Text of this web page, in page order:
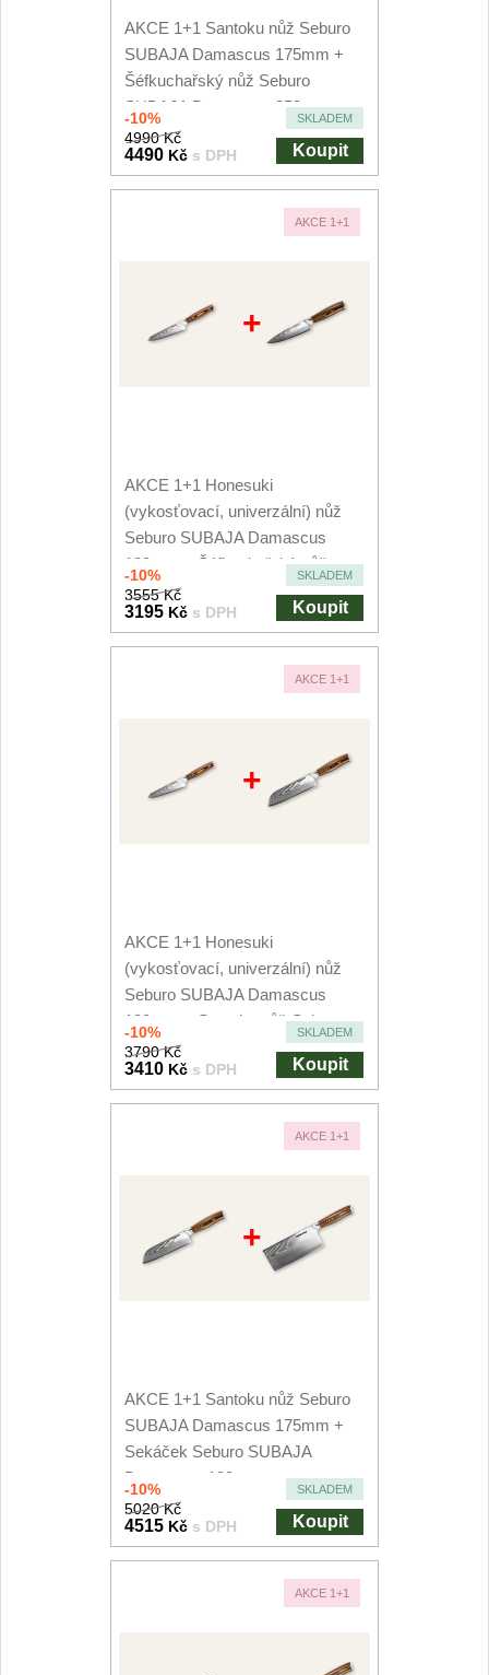
AKCE 1+1 Santoku nůž Seburo
SUBAJA Damascus 175mm +
Šéfkuchařský nůž Seburo
SUBAJA Damascus 250mm
-10% SKLADEM
4990 Kč
4490 Kč s DPH Koupit
AKCE 1+1
+
AKCE 1+1 Honesuki
(vykosťovací, univerzální) nůž
Seburo SUBAJA Damascus
130mm + Šéfkuchařský nůž...
-10% SKLADEM
3555 Kč
3195 Kč s DPH Koupit
AKCE 1+1
+
AKCE 1+1 Honesuki
(vykosťovací, univerzální) nůž
Seburo SUBAJA Damascus
130mm + Santoku nůž Seburo...
-10% SKLADEM
3790 Kč
3410 Kč s DPH Koupit
AKCE 1+1
+
AKCE 1+1 Santoku nůž Seburo
SUBAJA Damascus 175mm +
Sekáček Seburo SUBAJA
Damascus 180mm
-10% SKLADEM
5020 Kč
4515 Kč s DPH Koupit
AKCE 1+1